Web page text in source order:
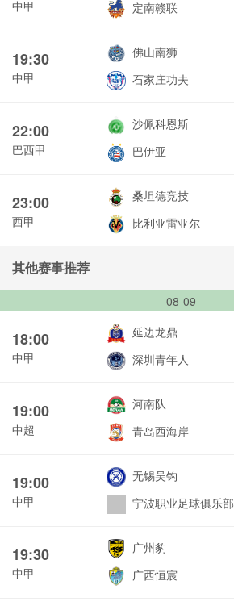
中甲 定南赣联
19:30
中甲
佛山南狮
石家庄功夫
22:00
巴西甲
沙佩科恩斯
巴伊亚
23:00
西甲
桑坦德竞技
比利亚雷亚尔
其他赛事推荐
08-09
18:00
中甲
延边龙鼎
深圳青年人
19:00
中超
河南队
青岛西海岸
19:00
中甲
无锡吴钩
宁波职业足球俱乐部
19:30
中甲
广州豹
广西恒宸